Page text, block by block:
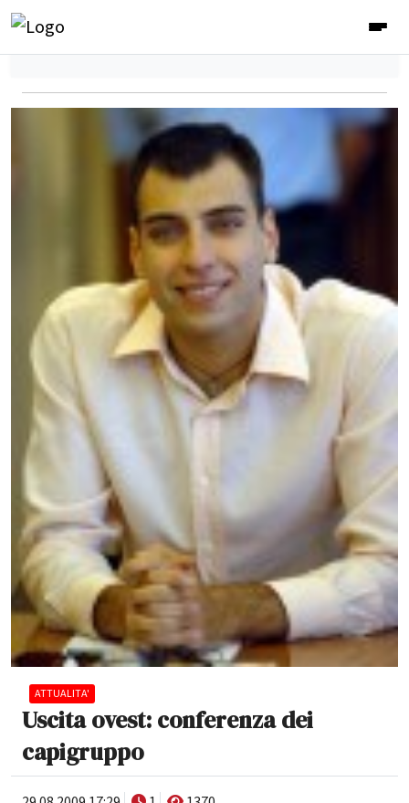
ATTUALITA'
Uscita ovest: conferenza dei
capigruppo